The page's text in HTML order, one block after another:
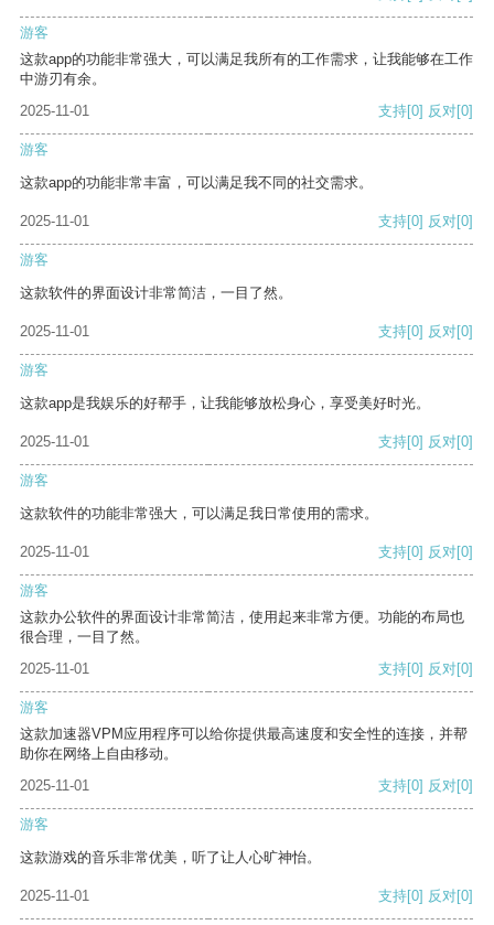
游客
这款app的功能非常强大，可以满足我所有的工作需求，让我能够在工作
中游刃有余。
2025-11-01
支持[0] 反对[0]
游客
这款app的功能非常丰富，可以满足我不同的社交需求。
2025-11-01 支持[0] 反对[0]
游客
这款软件的界面设计非常简洁，一目了然。
2025-11-01 支持[0] 反对[0]
游客
这款app是我娱乐的好帮手，让我能够放松身心，享受美好时光。
2025-11-01 支持[0] 反对[0]
游客
这款软件的功能非常强大，可以满足我日常使用的需求。
2025-11-01 支持[0] 反对[0]
游客
这款办公软件的界面设计非常简洁，使用起来非常方便。功能的布局也
很合理，一目了然。
2025-11-01
支持[0] 反对[0]
游客
这款加速器VPM应用程序可以给你提供最高速度和安全性的连接，并帮
助你在网络上自由移动。
2025-11-01
支持[0] 反对[0]
游客
这款游戏的音乐非常优美，听了让人心旷神怡。
2025-11-01 支持[0] 反对[0]